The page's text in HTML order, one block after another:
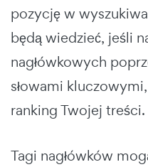
pozycję w
będą wiedzieć, jeśli
nagłówkowych
słowami
ranking Twojej treści.
Tagi nagłówków